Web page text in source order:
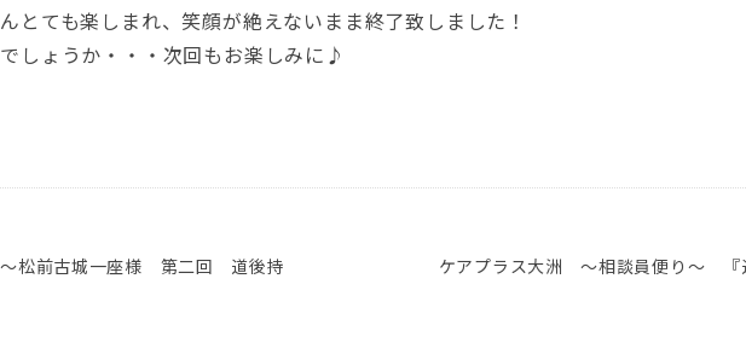
とても楽しまれ、笑顔が絶えないまま終了致しました！
しょうか・・・次回もお楽しみに♪
松前古城一座様 第二回 道後持
ケアプラス大洲 ～相談員便り～ 『